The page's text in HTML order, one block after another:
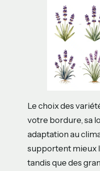
Le choix des
votre bordure, sa
adaptation au
supportent mieux
tandis que des